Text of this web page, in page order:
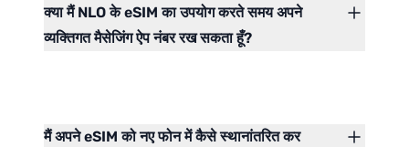
क्या मैं NLO के eSIM का उपयोग करते समय अपने
व्यक्तिगत मैसेजिंग ऐप नंबर रख सकता हूँ?
मैं अपने eSIM को नए फोन में कैसे स्थानांतरित कर